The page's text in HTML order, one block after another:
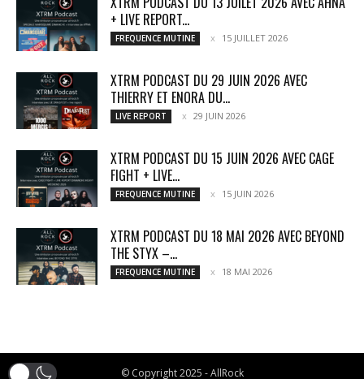
+ LIVE REPORT...
FREQUENCE MUTINE 15 JUILLET 2026
XTRM PODCAST DU 29 JUIN 2026 AVEC
THIERRY ET ENORA DU...
LIVE REPORT 29 JUIN 2026
XTRM PODCAST DU 15 JUIN 2026 AVEC CAGE
FIGHT + LIVE...
FREQUENCE MUTINE 15 JUIN 2026
XTRM PODCAST DU 18 MAI 2026 AVEC BEYOND
THE STYX –...
FREQUENCE MUTINE 18 MAI 2026
© Copyright 2025 - AllRock